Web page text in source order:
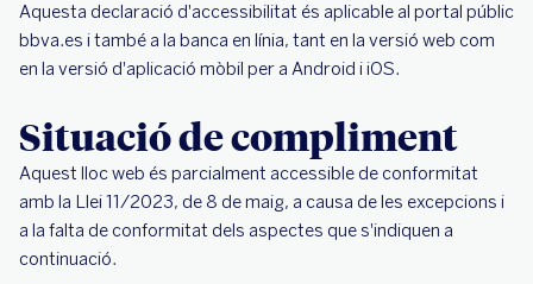
Aquesta declaració d'accessibilitat és aplicable al portal públic
bbva.es i també a la banca en línia, tant en la versió web com
en la versió d'aplicació mòbil per a Android i iOS.
Situació de compliment
Aquest lloc web és parcialment accessible de conformitat
amb la Llei 11/2023, de 8 de maig, a causa de les excepcions i
a la falta de conformitat dels aspectes que s'indiquen a
continuació.